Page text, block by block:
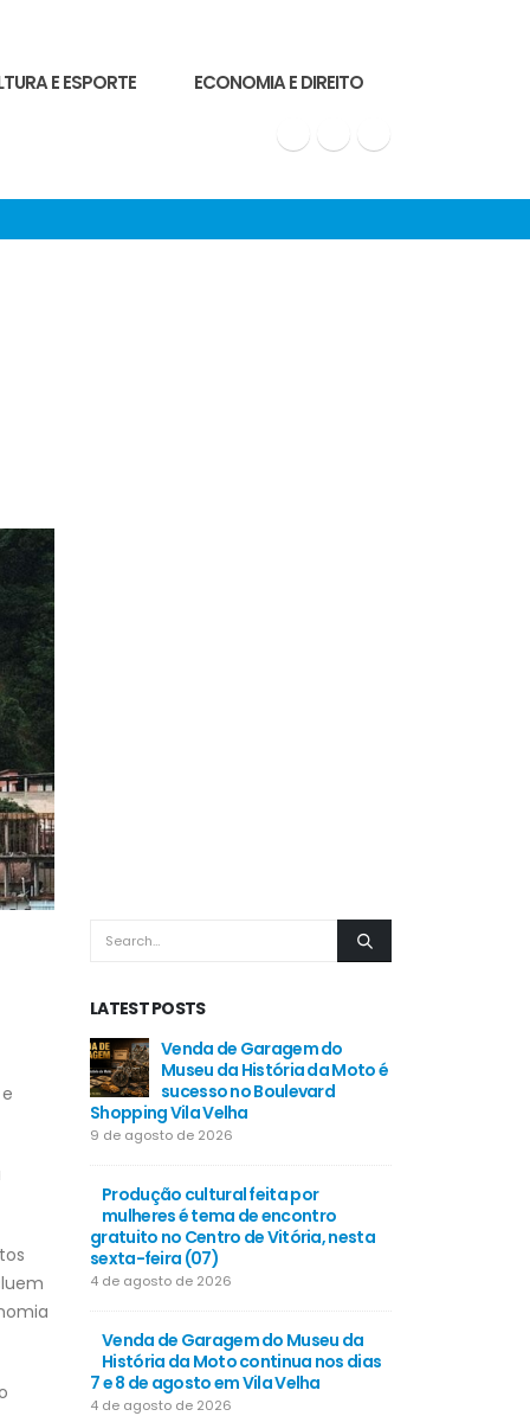
E ESPORTE ECONOMIA E DIREITO
LATEST POSTS
Venda de Garagem do
Museu da História da Moto é
sucesso no Boulevard
Shopping Vila Velha
9 de agosto de 2026
Produção cultural feita por
mulheres é tema de encontro
gratuito no Centro de Vitória, nesta
sexta-feira (07)
4 de agosto de 2026
Venda de Garagem do Museu da
História da Moto continua nos dias
7 e 8 de agosto em Vila Velha
4 de agosto de 2026